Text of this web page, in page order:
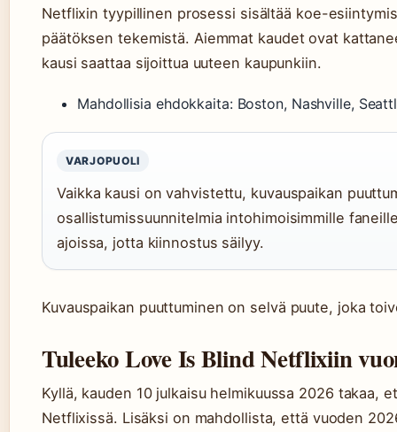
Netflixin tyypillinen prosessi sisältää koe-
päätöksen tekemistä. Aiemmat kaudet ovat
kausi saattaa sijoittua uuteen kaupunkiin.
Mahdollisia ehdokkaita: Boston, Nashville,
VARJOPUOLI
Vaikka kausi on vahvistettu, kuvauspaikan
osallistumissuunnitelmia intohimoisimmille
ajoissa, jotta kiinnostus säilyy.
Kuvauspaikan puuttuminen on selvä puute, joka
Tuleeko Love Is Blind Netflixiin
Kyllä, kauden 10 julkaisu helmikuussa 2026 takaa,
Netflixissä. Lisäksi on mahdollista, että vuoden